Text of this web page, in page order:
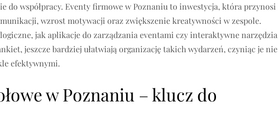
do współpracy. Eventy firmowe w Poznaniu to inwestycja, która przynosi
wzrost motywacji oraz zwiększenie kreatywności w zespole.
jak aplikacje do zarządzania eventami czy interaktywne narzędzia
jeszcze bardziej ułatwiają organizację takich wydarzeń, czyniąc je nie
efektywnymi.
w Poznaniu – klucz do